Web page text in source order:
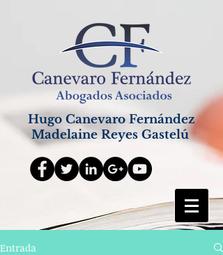
Hugo Canevaro Fernández
Madelaine Reyes Gastelú
Entrada